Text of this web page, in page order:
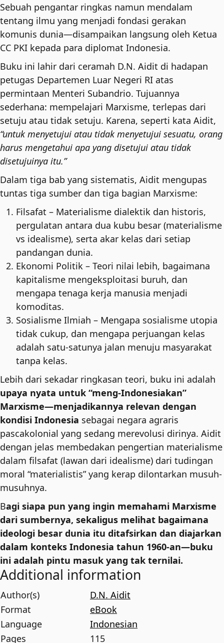
Sebuah pengantar ringkas namun mendalam
tentang ilmu yang menjadi fondasi gerakan
komunis dunia—disampaikan langsung oleh Ketua
CC PKI kepada para diplomat Indonesia.
Buku ini lahir dari ceramah D.N. Aidit di hadapan
petugas Departemen Luar Negeri RI atas
permintaan Menteri Subandrio. Tujuannya
sederhana: mempelajari Marxisme, terlepas dari
setuju atau tidak setuju. Karena, seperti kata Aidit,
“untuk menyetujui atau tidak menyetujui sesuatu, orang
harus mengetahui apa yang disetujui atau tidak
disetujuinya itu.”
Dalam tiga bab yang sistematis, Aidit mengupas
tuntas tiga sumber dan tiga bagian Marxisme:
Filsafat – Materialisme dialektik dan historis,
pergulatan antara dua kubu besar (materialisme
vs idealisme), serta akar kelas dari setiap
pandangan dunia.
Ekonomi Politik – Teori nilai lebih, bagaimana
kapitalisme mengeksploitasi buruh, dan
mengapa tenaga kerja manusia menjadi
komoditas.
Sosialisme Ilmiah – Mengapa sosialisme utopia
tidak cukup, dan mengapa perjuangan kelas
adalah satu-satunya jalan menuju masyarakat
tanpa kelas.
Lebih dari sekadar ringkasan teori, buku ini adalah
upaya nyata untuk “meng-Indonesiakan”
Marxisme—menjadikannya relevan dengan
kondisi Indonesia sebagai negara agraris
pascakolonial yang sedang merevolusi dirinya. Aidit
dengan jelas membedakan pengertian materialisme
dalam filsafat (lawan dari idealisme) dari tudingan
moral “materialistis” yang kerap dilontarkan musuh-
musuhnya.
Bagi siapa pun yang ingin memahami Marxisme
dari sumbernya, sekaligus melihat bagaimana
ideologi besar dunia itu ditafsirkan dan diajarkan
dalam konteks Indonesia tahun 1960-an—buku
ini adalah pintu masuk yang tak ternilai.
Additional information
Author(s)
D.N. Aidit
Format
eBook
Language
Indonesian
Pages
115